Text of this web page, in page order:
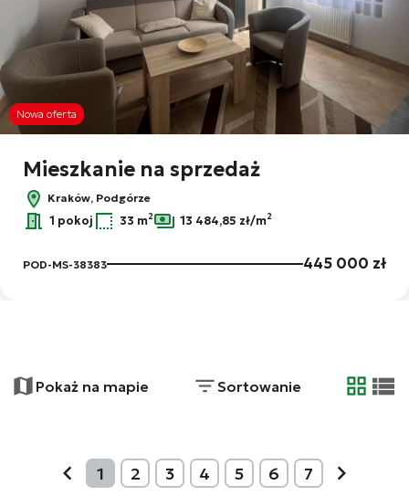
Nowa oferta
Mieszkanie na sprzedaż
Kraków, Podgórze
1 pokoj 33 m2 13 484,85 zł/m2
POD-MS-38383 445 000 zł
Pokaż na mapie Sortowanie
tabela
prev
1 2 3 4 5 6 7
next